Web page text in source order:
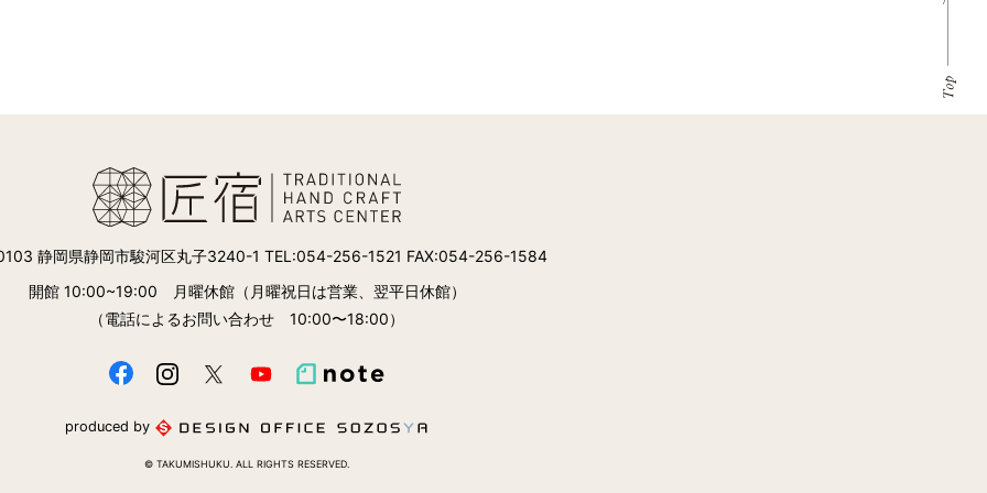
静岡県静岡市駿河区丸子3240-1 TEL:054-256-1521 FAX:054-256-1584
開館 10:00~19:00
月曜休館（月曜祝日は営業、翌平日休館）
（電話によるお問い合わせ 10:00〜18:00）
produced by
© TAKUMISHUKU. ALL RIGHTS RESERVED.